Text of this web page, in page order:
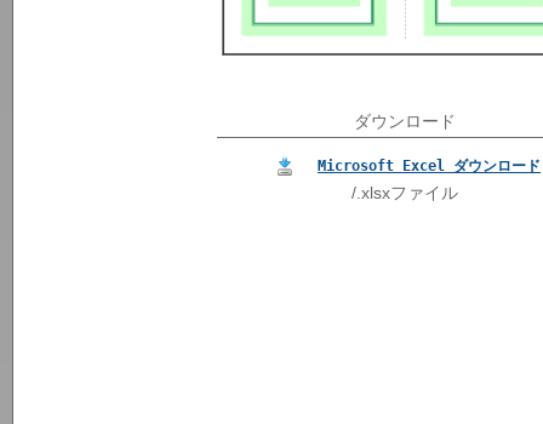
ダウンロード
Microsoft Excel ダウンロード
/.xlsxファイル